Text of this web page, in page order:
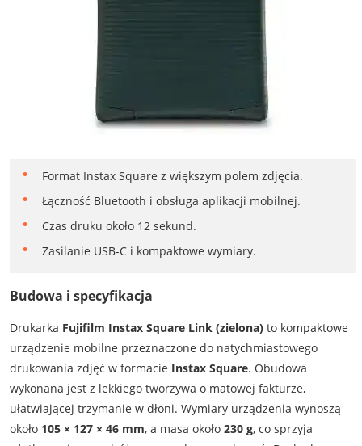
Format Instax Square z większym polem zdjęcia.
Łączność Bluetooth i obsługa aplikacji mobilnej.
Czas druku około 12 sekund.
Zasilanie USB-C i kompaktowe wymiary.
Budowa i specyfikacja
Drukarka Fujifilm Instax Square Link (zielona)to kompaktowe
urządzenie mobilne przeznaczone do natychmiastowego
drukowania zdjęć w formacie Instax Square. Obudowa
wykonana jest z lekkiego tworzywa o matowej fakturze,
ułatwiającej trzymanie w dłoni. Wymiary urządzenia wynoszą
około 105 × 127 × 46 mm, a masa około 230 g, co sprzyja